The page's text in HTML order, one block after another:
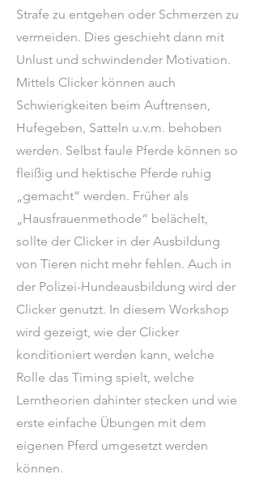
Strafe zu entgehen oder Schmerzen zu
vermeiden. Dies geschieht dann mit
Unlust und schwindender Motivation.
Mittels Clicker können auch
Schwierigkeiten beim Auftrensen,
Hufegeben, Satteln u.v.m. behoben
werden. Selbst faule Pferde können so
fleißig und hektische Pferde ruhig
„gemacht“ werden. Früher als
„Hausfrauenmethode“ belächelt,
sollte der Clicker in der Ausbildung
von Tieren nicht mehr fehlen. Auch in
der Polizei-Hundeausbildung wird der
Clicker genutzt. In diesem Workshop
wird gezeigt, wie der Clicker
konditioniert werden kann, welche
Rolle das Timing spielt, welche
Lerntheorien dahinter stecken und wie
erste einfache Übungen mit dem
eigenen Pferd umgesetzt werden
können.